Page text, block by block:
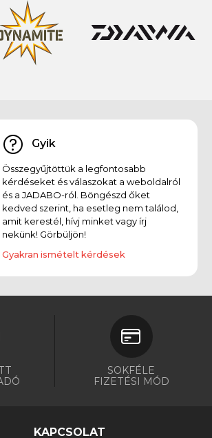
Gyik
Összegyűjtöttük a legfontosabb
kérdéseket és válaszokat a weboldalról
és a JADABO-ról. Böngészd őket
kedved szerint, ha esetleg nem találod,
amit kerestél, hívj minket vagy írj
nekünk! Görbüljön!
Gyakran ismételt kérdések
SOKFÉLE
FIZETÉSI MÓD
KAPCSOLAT